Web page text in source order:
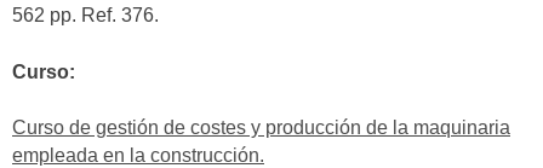
562 pp. Ref. 376.
Curso:
Curso de gestión de costes y producción de la maquinaria
empleada en la construcción.